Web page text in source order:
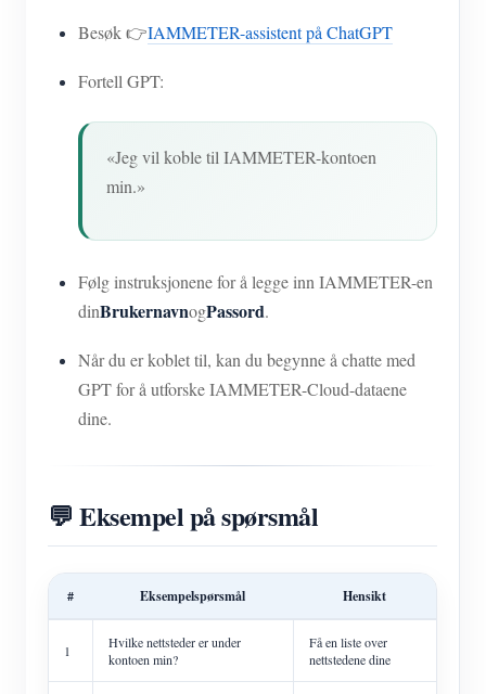
Besøk 👉IAMMETER-assistent på ChatGPT
Fortell GPT:
«Jeg vil koble til IAMMETER-kontoen
min.»
Følg instruksjonene for å legge inn IAMMETER-en
dinBrukernavnogPassord.
Når du er koblet til, kan du begynne å chatte med
GPT for å utforske IAMMETER-Cloud-dataene
dine.
💬 Eksempel på spørsmål
# Eksempelspørsmål Hensikt
1
Hvilke nettsteder er under
kontoen min?
Få en liste over
nettstedene dine